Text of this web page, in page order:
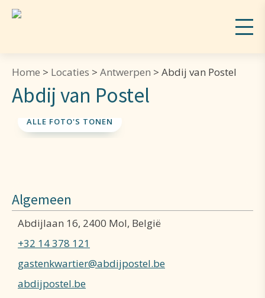
Home > Locaties > Antwerpen > Abdij van Postel
Abdij van Postel
ALLE FOTO'S TONEN
Algemeen
Abdijlaan 16, 2400 Mol, België
+32 14 378 121
gastenkwartier@abdijpostel.be
abdijpostel.be